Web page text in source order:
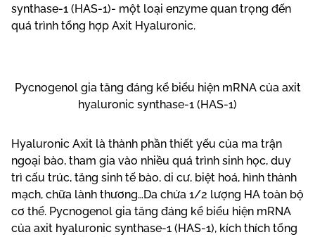
synthase-1 (HAS-1)- một loại enzyme quan trọng đến
quá trình tổng hợp Axit Hyaluronic.
Pycnogenol gia tăng đáng kể biểu hiện mRNA của axit
hyaluronic synthase-1 (HAS-1)
Hyaluronic Axit là thành phần thiết yếu của ma trận
ngoại bào, tham gia vào nhiều quá trình sinh học, duy
trì cấu trúc, tăng sinh tế bào, di cư, biệt hoá, hình thành
mạch, chữa lành thương…Da chứa 1/2 lượng HA toàn bộ
cơ thể. Pycnogenol gia tăng đáng kể biểu hiện mRNA
của axit hyaluronic synthase-1 (HAS-1), kích thích tổng